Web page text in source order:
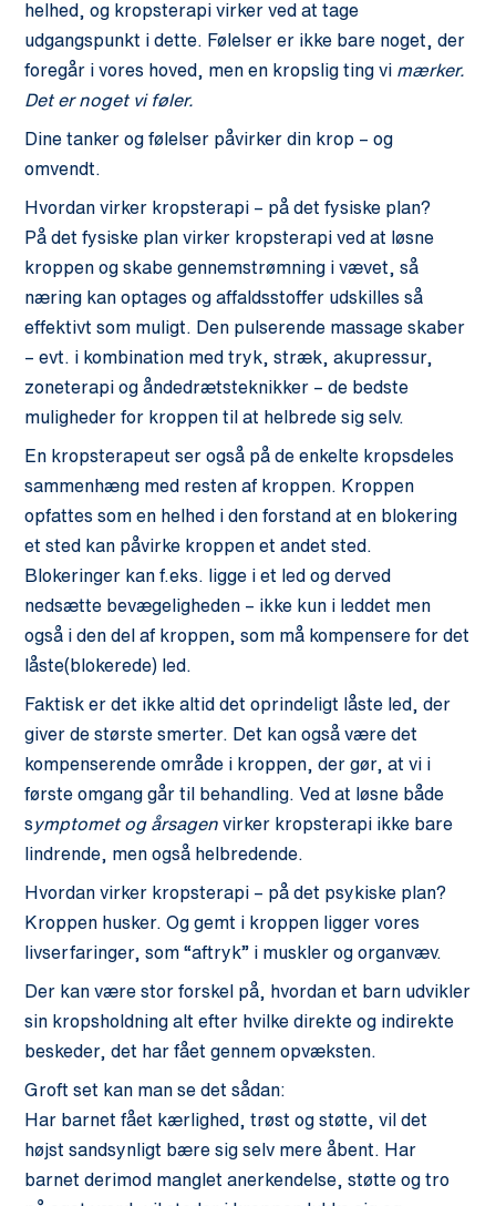
helhed, og kropsterapi virker ved at tage
udgangspunkt i dette. Følelser er ikke bare noget, der
foregår i vores hoved, men en kropslig ting vi mærker.
Det er noget vi føler.
Dine tanker og følelser påvirker din krop – og
omvendt.
Hvordan virker kropsterapi – på det fysiske plan?
På det fysiske plan virker kropsterapi ved at løsne
kroppen og skabe gennemstrømning i vævet, så
næring kan optages og affaldsstoffer udskilles så
effektivt som muligt. Den pulserende massage skaber
– evt. i kombination med tryk, stræk, akupressur,
zoneterapi og åndedrætsteknikker – de bedste
muligheder for kroppen til at helbrede sig selv.
En kropsterapeut ser også på de enkelte kropsdeles
sammenhæng med resten af kroppen. Kroppen
opfattes som en helhed i den forstand at en blokering
et sted kan påvirke kroppen et andet sted.
Blokeringer kan f.eks. ligge i et led og derved
nedsætte bevægeligheden – ikke kun i leddet men
også i den del af kroppen, som må kompensere for det
låste(blokerede) led.
Faktisk er det ikke altid det oprindeligt låste led, der
giver de største smerter. Det kan også være det
kompenserende område i kroppen, der gør, at vi i
første omgang går til behandling. Ved at løsne både
symptomet og årsagen virker kropsterapi ikke bare
lindrende, men også helbredende.
Hvordan virker kropsterapi – på det psykiske plan?
Kroppen husker. Og gemt i kroppen ligger vores
livserfaringer, som “aftryk” i muskler og organvæv.
Der kan være stor forskel på, hvordan et barn udvikler
sin kropsholdning alt efter hvilke direkte og indirekte
beskeder, det har fået gennem opvæksten.
Groft set kan man se det sådan:
Har barnet fået kærlighed, trøst og støtte, vil det
højst sandsynligt bære sig selv mere åbent. Har
barnet derimod manglet anerkendelse, støtte og tro